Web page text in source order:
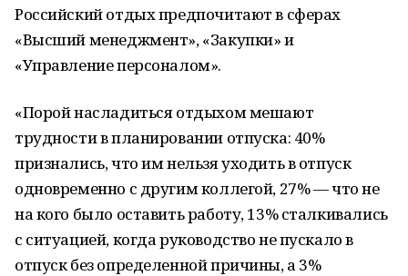
Российский отдых предпочитают в сферах
«Высший менеджмент», «Закупки» и
«Управление персоналом».
«Порой насладиться отдыхом мешают
трудности в планировании отпуска: 40%
признались, что им нельзя уходить в отпуск
одновременно с другим коллегой, 27% — что не
на кого было оставить работу, 13% сталкивались
с ситуацией, когда руководство не пускало в
отпуск без определенной причины, а 3%